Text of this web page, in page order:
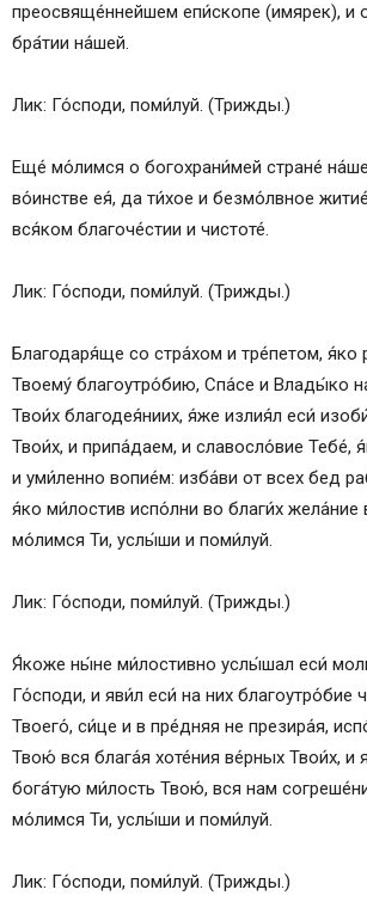
преосвяще́ннейшем епи́скопе (имярек), и
бра́тии на́шей.
Лик: Го́споди, поми́луй. (Трижды.)
Еще́ мо́лимся о богохрани́мей стране́
во́инстве ея́, да ти́хое и безмо́лвное
вся́ком благоче́стии и чистоте́.
Лик: Го́споди, поми́луй. (Трижды.)
Благодаря́ще со стра́хом и тре́петом, я́ко
Твоему́ благоутро́бию, Спа́се и Влады́ко
Твои́х благодея́ниих, я́же излия́л еси́
Твои́х, и припа́даем, и славосло́вие Тебе́,
и уми́ленно вопие́м: изба́ви от всех бед
я́ко ми́лостив испо́лни во благи́х жела́ние
мо́лимся Ти, услы́ши и поми́луй.
Лик: Го́споди, поми́луй. (Трижды.)
Я́коже ны́не ми́лостивно услы́шал еси́
Го́споди, и яви́л еси́ на них благоутро́бие
Твоего́, си́це и в пре́дняя не презира́я,
Твою́ вся блага́я хоте́ния ве́рных Твои́х, и
бога́тую ми́лость Твою́, вся нам
мо́лимся Ти, услы́ши и поми́луй.
Лик: Го́споди, поми́луй. (Трижды.)